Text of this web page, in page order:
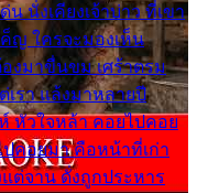
น นั่งเคียงเจ้าบ่าว ที่เขา
ค็ญ ใครจะมองเห็น
งมาขื่นขม เศร้าตรม
รา แล้งมาหลายปี
หัวใจหล้า คอยไปคอย
คอยมา คือหน้าที่เก่า
ต่จาน ดั่งถูกประหาร